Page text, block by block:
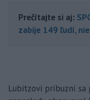
Prečítajte si aj:
zabije 149 ľudí,
Lubitzovi príbuzní sa